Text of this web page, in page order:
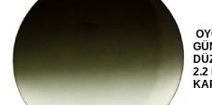
2.2